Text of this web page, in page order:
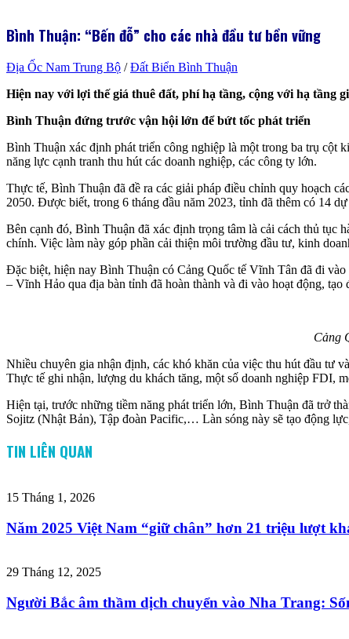
Bình Thuận: “Bến đỗ” cho các nhà đầu tư bền vững
Địa Ốc Nam Trung Bộ /Đất Biển Bình Thuận
Hiện nay với lợi thế giá thuê đất, phí hạ tầng, cộng với hạ tầng
Bình Thuận đứng trước vận hội lớn để bứt tốc phát triển
Bình Thuận xác định phát triển công nghiệp là một trong ba trụ cột
năng lực cạnh tranh thu hút các doanh nghiệp, các công ty lớn.
Thực tế, Bình Thuận đã đề ra các giải pháp điều chỉnh quy hoạch
2050. Được biết, trong 6 tháng đầu năm 2023, tỉnh đã thêm có 14
Bên cạnh đó, Bình Thuận đã xác định trọng tâm là cải cách thủ tục
chính. Việc làm này góp phần cải thiện môi trường đầu tư, kinh
Đặc biệt, hiện nay Bình Thuận có Cảng Quốc tế Vĩnh Tân đã đi
– Vĩnh Hảo qua địa bàn tỉnh đã hoàn thành và đi vào hoạt động,
Cảng
Nhiều chuyên gia nhận định, các khó khăn của việc thu hút đầu tư
Thực tế ghi nhận, lượng du khách tăng, một số doanh nghiệp FDI,
Hiện tại, trước những tiềm năng phát triển lớn, Bình Thuận đã trở
Sojitz (Nhật Bản), Tập đoàn Pacific,… Làn sóng này sẽ tạo động
TIN LIÊN QUAN
15 Tháng 1, 2026
Năm 2025 Việt Nam “giữ chân” hơn 21 triệu lượt
29 Tháng 12, 2025
Người Bắc âm thầm dịch chuyển vào Nha Trang: